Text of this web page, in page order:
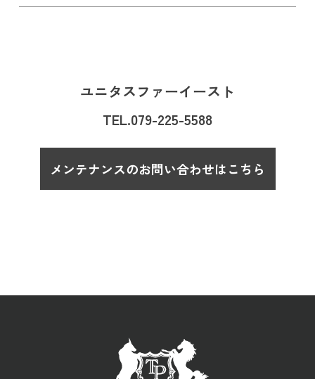
ユニタスファーイースト
TEL.079-225-5588
メンテナンスのお問い合わせはこちら